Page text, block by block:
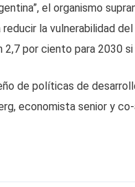
el organismo
la vulnerabilidad
2,7 por ciento para 2030
de políticas de
economista senior y